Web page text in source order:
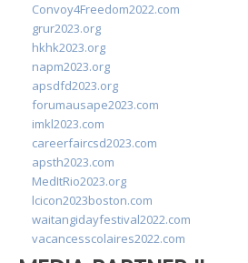
Convoy4Freedom2022.com
grur2023.org
hkhk2023.org
napm2023.org
apsdfd2023.org
forumausape2023.com
imkl2023.com
careerfaircsd2023.com
apsth2023.com
MedItRio2023.org
lcicon2023boston.com
waitangidayfestival2022.com
vacancesscolaires2022.com